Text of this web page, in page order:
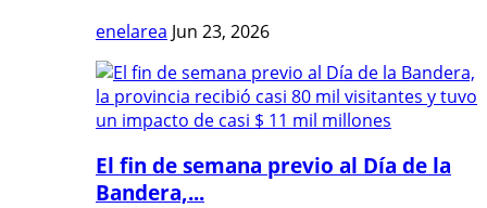
enelarea Jun 23, 2026
El fin de semana previo al Día de la
Bandera,...